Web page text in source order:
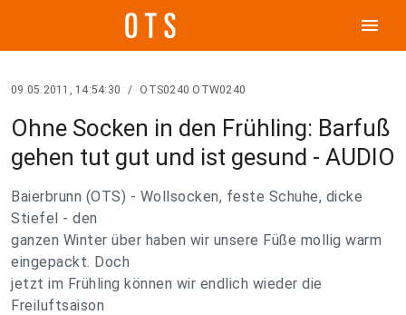
menu
09.05.2011, 14:54:30 / OTS0240 OTW0240
Ohne Socken in den Frühling: Barfuß
gehen tut gut und ist gesund - AUDIO
Baierbrunn (OTS) - Wollsocken, feste Schuhe, dicke
Stiefel - den
ganzen Winter über haben wir unsere Füße mollig warm
eingepackt. Doch
jetzt im Frühling können wir endlich wieder die
Freiluftsaison